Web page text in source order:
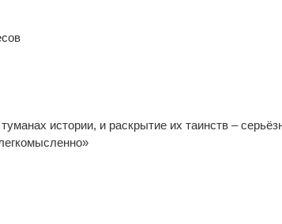
истории, и раскрытие их таинств –